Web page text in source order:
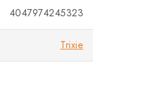
4047974245323
Trixie